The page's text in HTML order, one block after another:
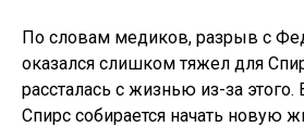
По словам медиков, разрыв с
оказался слишком тяжел для
рассталась с жизнью из-за
Спирс собирается начать новую